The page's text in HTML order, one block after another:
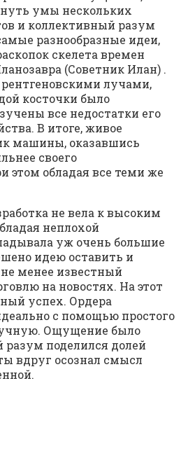
умы нескольких
и коллективный разум
разнообразные идеи,
скелета времен
(Советник Илан) .
лучами,
косточки было
все недостатки его
В итоге, живое
машины, оказавшись
своего
этом обладая все теми же
не вела к высоким
неплохой
уж очень большие
идею оставить и
менее известный
на новостях. На этот
успех. Ордера
с помощью простого
Ощущение было
разум поделился долей
вдруг осознал смысл